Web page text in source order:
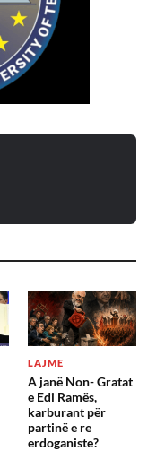
LAJME
A janë Non- Gratat
e Edi Ramës,
karburant për
partinë e re
erdoganiste?